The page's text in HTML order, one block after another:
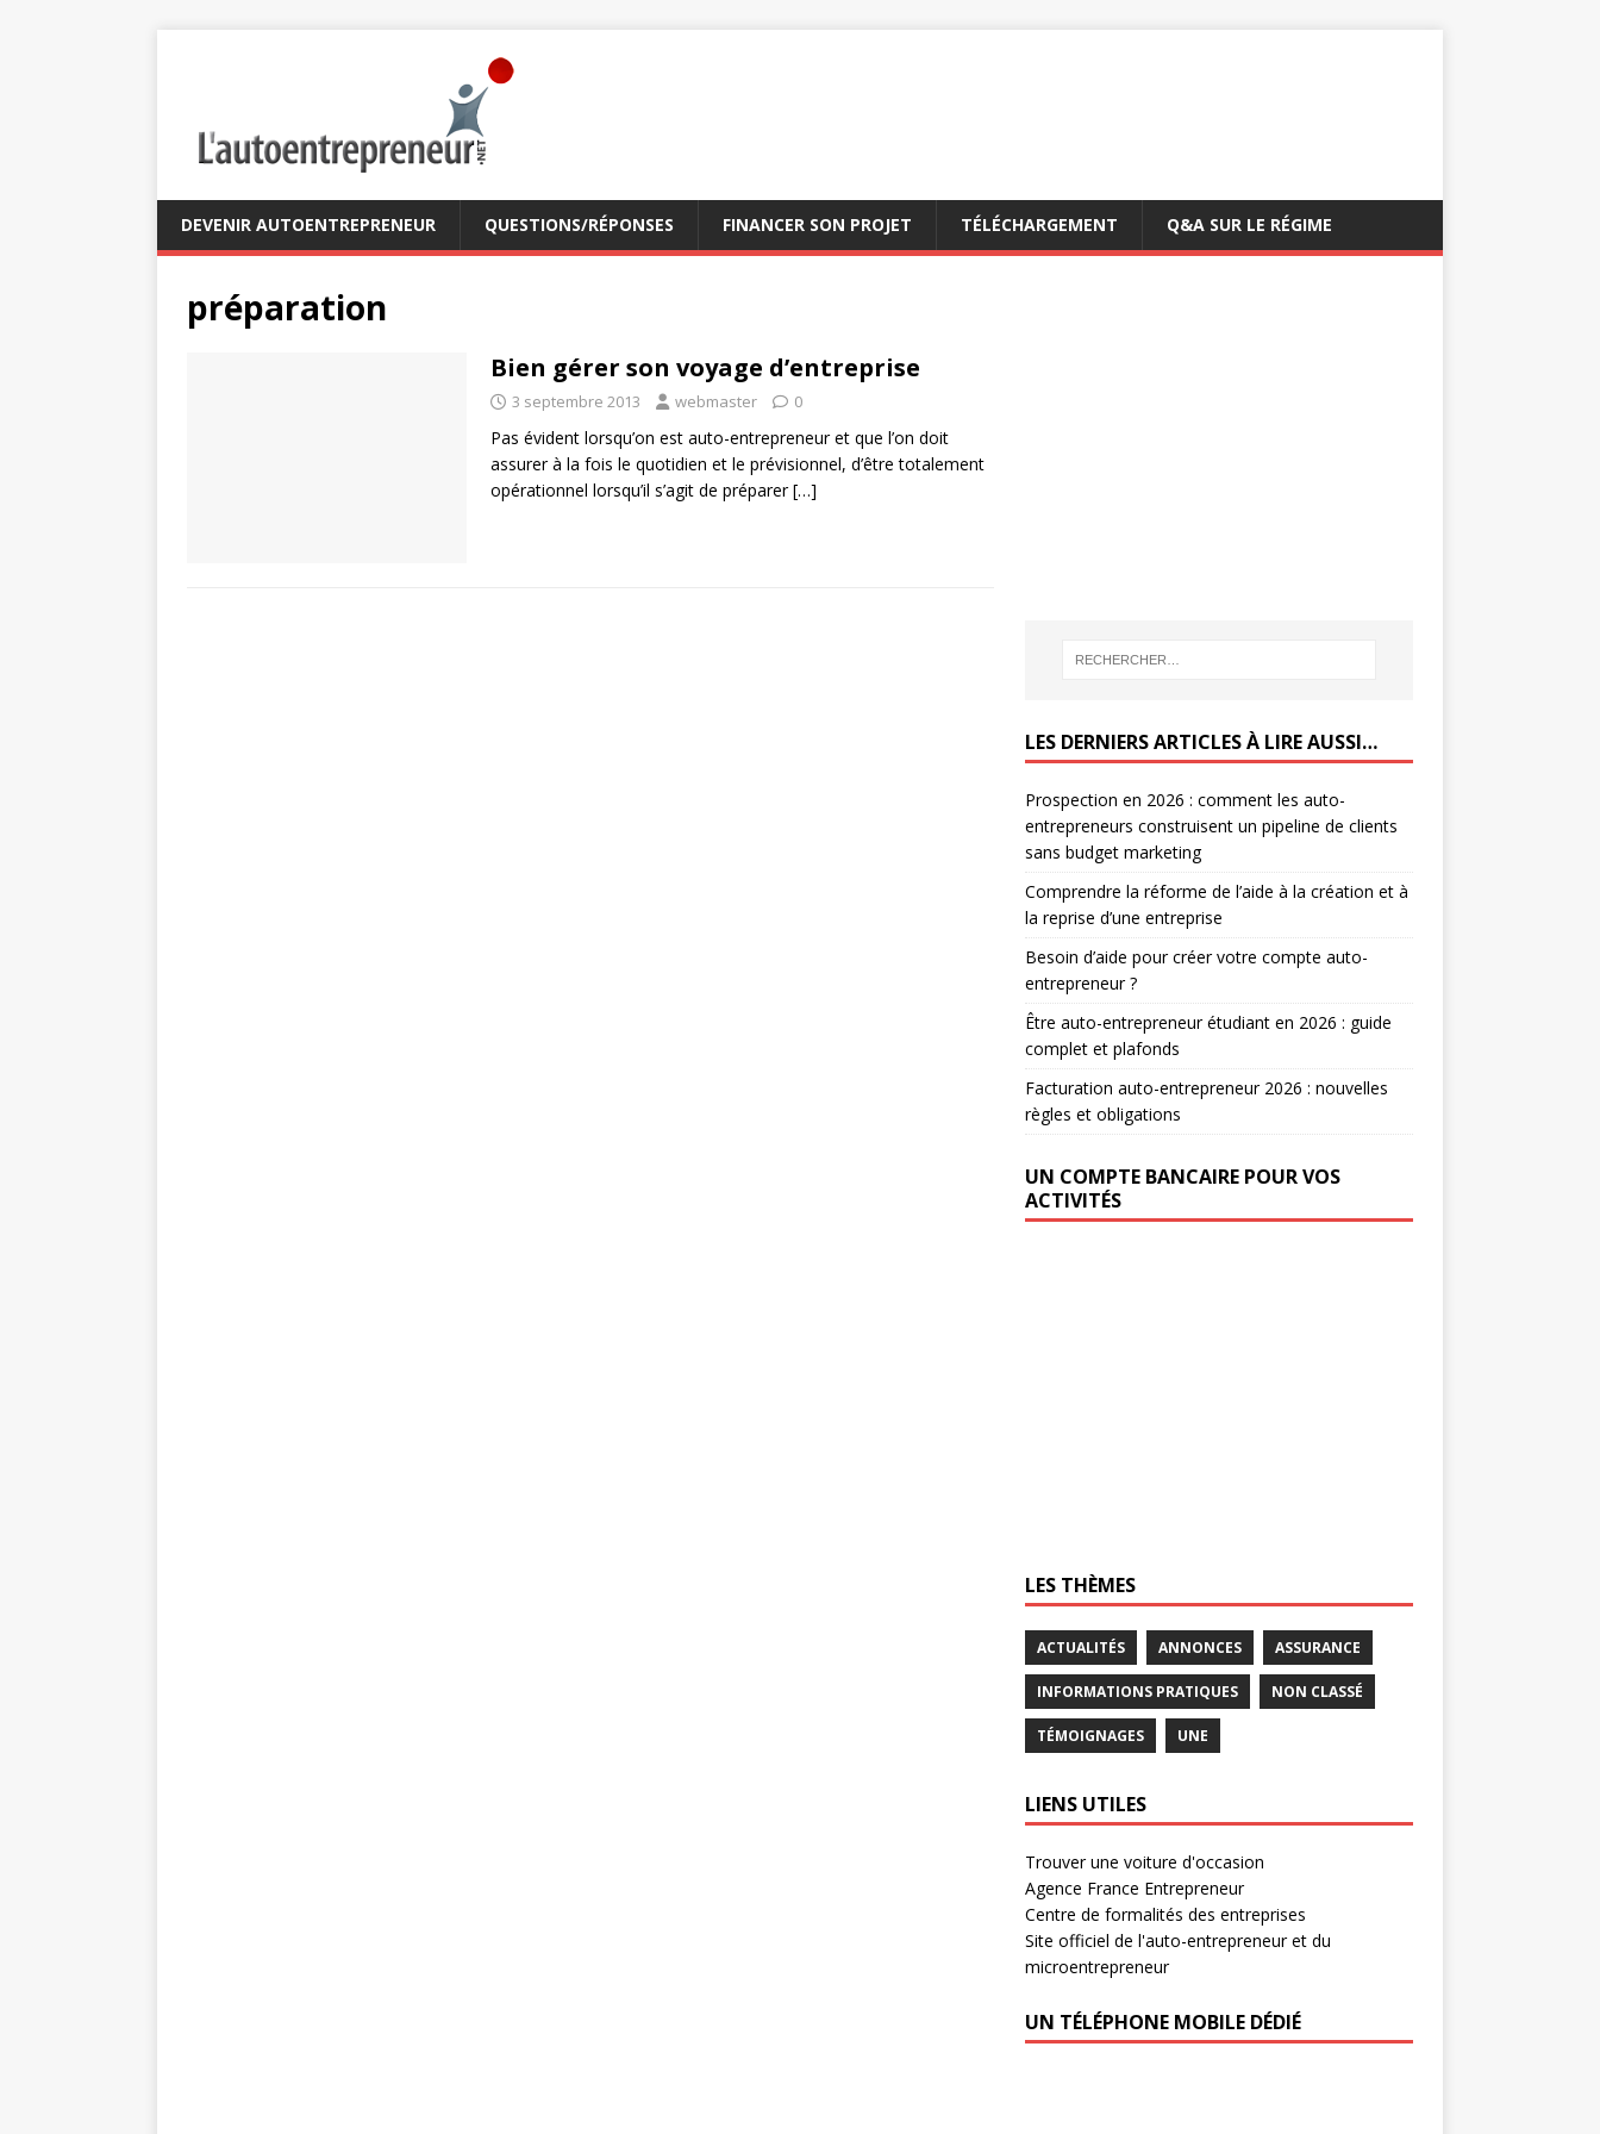
DEVENIR AUTOENTREPRENEUR QUESTIONS/RÉPONSES FINANCER SON PROJET TÉLÉCHARGEMENT Q&A SUR LE RÉGIME
préparation
Bien gérer son voyage d’entreprise
3 septembre 2013 webmaster 0
Pas évident lorsqu’on est auto-entrepreneur et que l’on doit
assurer à la fois le quotidien et le prévisionnel, d’être totalement
opérationnel lorsqu’il s’agit de préparer[…]
LES DERNIERS ARTICLES À LIRE AUSSI…
Prospection en 2026 : comment les auto-
entrepreneurs construisent un pipeline de clients
sans budget marketing
Comprendre la réforme de l’aide à la création et à
la reprise d’une entreprise
Besoin d’aide pour créer votre compte auto-
entrepreneur ?
Être auto-entrepreneur étudiant en 2026 : guide
complet et plafonds
Facturation auto-entrepreneur 2026 : nouvelles
règles et obligations
UN COMPTE BANCAIRE POUR VOS
ACTIVITÉS
LES THÈMES
ACTUALITÉS ANNONCES ASSURANCE
INFORMATIONS PRATIQUES NON CLASSÉ
TÉMOIGNAGES UNE
LIENS UTILES
Trouver une voiture d'occasion
Agence France Entrepreneur
Centre de formalités des entreprises
Site officiel de l'auto-entrepreneur et du
microentrepreneur
UN TÉLÉPHONE MOBILE DÉDIÉ